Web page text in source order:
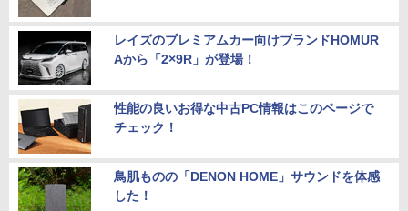
レイズのプレミアムカー向けブランドHOMUR
Aから「2×9R」が登場！
性能の良いお得な中古PC情報はこのページで
チェック！
鳥肌ものの「DENON HOME」サウンドを体感
した！